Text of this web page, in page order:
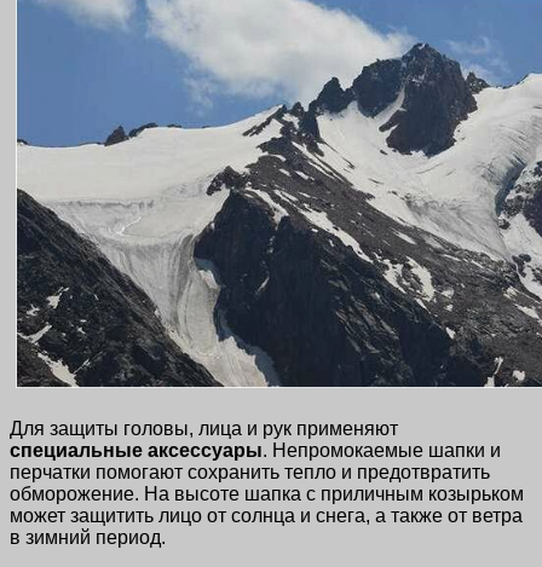
Для защиты головы, лица и рук применяют
специальные аксессуары. Непромокаемые шапки и
перчатки помогают сохранить тепло и предотвратить
обморожение. На высоте шапка с приличным козырьком
может защитить лицо от солнца и снега, а также от ветра
в зимний период.